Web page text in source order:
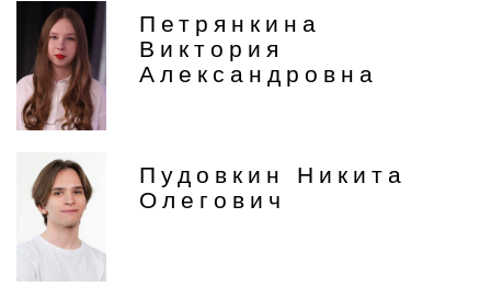
Петрянкина
Виктория
Александровна
Пудовкин Никита
Олегович